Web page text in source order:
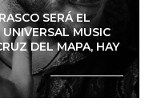
SERÁ EL
MUSIC
DEL MAPA, HAY